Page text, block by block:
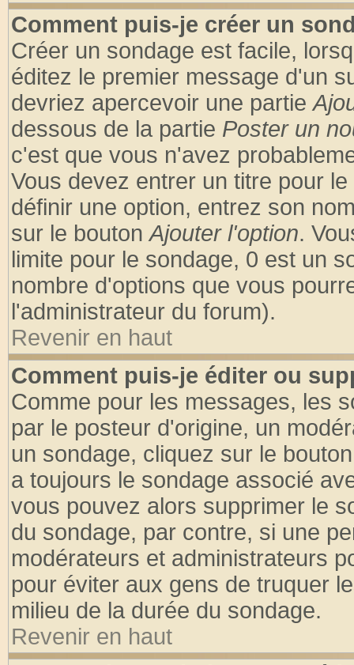
Comment puis-je créer un
Créer un sondage est facile,
éditez le premier message d'un
devriez apercevoir une partie
dessous de la partie Poster un
c'est que vous n'avez
Vous devez entrer un titre pour
définir une option, entrez son
sur le boutonAjouter l'option.
limite pour le sondage, 0 est un
nombre d'options que vous
l'administrateur du forum).
Revenir en haut
Comment puis-je éditer ou
Comme pour les messages, les
par le posteur d'origine, un
un sondage, cliquez sur le
a toujours le sondage associé
vous pouvez alors supprimer le
du sondage, par contre, si une
modérateurs et administrateurs
pour éviter aux gens de truquer
milieu de la durée du sondage.
Revenir en haut